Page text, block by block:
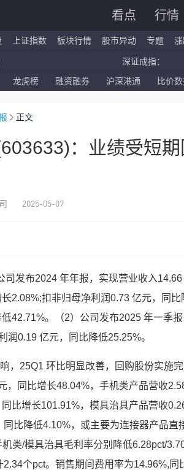
看点 行情
上证指数 板块行情 股市异动 专题
深证成指：
国企指数：
龙虎榜 融资融券 沪深港通 比价
正文
：业绩受短
2025-05-07
司发布2024 年年报，实现营业收入
2.08%;扣非归母净利润0.73 亿元，同
42.71%。（2）公司发布2025 年一季
润0.19 亿元，同比降低25.25%。
，25Q1 环比明显改善，回购股份实施
，同比增长48.04%，手机类产品营收
比增长101.91%，模具治具产品营收
同比降低4.10%，或主要为连接器产品
类/模具治具毛利率分别降低6.28pct/
2.34个pct。销售期间费用率为14.96%,